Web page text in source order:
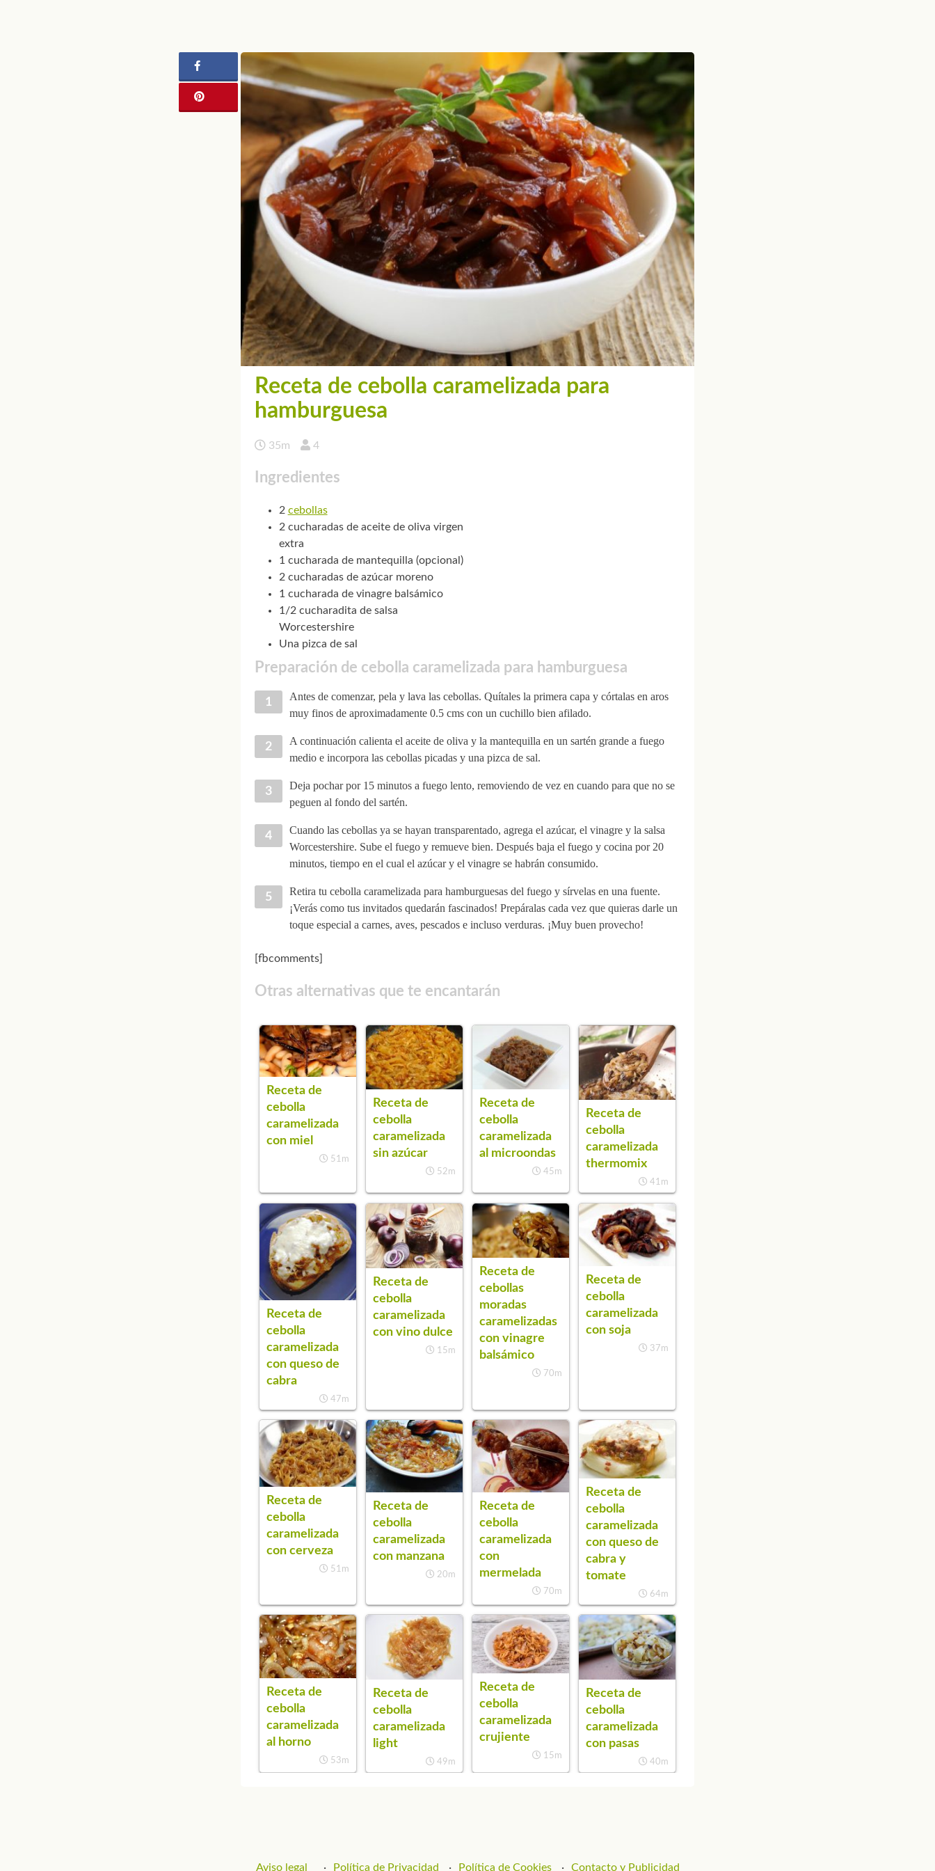
Receta de cebolla caramelizada para
hamburguesa
35m 4
Ingredientes
2 cebollas
2 cucharadas de aceite de oliva virgen
extra
1 cucharada de mantequilla (opcional)
2 cucharadas de azúcar moreno
1 cucharada de vinagre balsámico
1/2 cucharadita de salsa
Worcestershire
Una pizca de sal
Preparación de cebolla caramelizada para hamburguesa
Antes de comenzar, pela y lava las cebollas. Quítales la primera capa y córtalas en aros
muy finos de aproximadamente 0.5 cms con un cuchillo bien afilado.
A continuación calienta el aceite de oliva y la mantequilla en un sartén grande a fuego
medio e incorpora las cebollas picadas y una pizca de sal.
Deja pochar por 15 minutos a fuego lento, removiendo de vez en cuando para que no se
peguen al fondo del sartén.
Cuando las cebollas ya se hayan transparentado, agrega el azúcar, el vinagre y la salsa
Worcestershire. Sube el fuego y remueve bien. Después baja el fuego y cocina por 20
minutos, tiempo en el cual el azúcar y el vinagre se habrán consumido.
Retira tu cebolla caramelizada para hamburguesas del fuego y sírvelas en una fuente.
¡Verás como tus invitados quedarán fascinados! Prepáralas cada vez que quieras darle un
toque especial a carnes, aves, pescados e incluso verduras. ¡Muy buen provecho!
[fbcomments]
Otras alternativas que te encantarán
Receta de
cebolla
caramelizada
con miel
51m
Receta de
cebolla
caramelizada
sin azúcar
52m
Receta de
cebolla
caramelizada
al microondas
45m
Receta de
cebolla
caramelizada
thermomix
41m
Receta de
cebolla
caramelizada
con queso de
cabra
47m
Receta de
cebolla
caramelizada
con vino dulce
15m
Receta de
cebollas
moradas
caramelizadas
con vinagre
balsámico
70m
Receta de
cebolla
caramelizada
con soja
37m
Receta de
cebolla
caramelizada
con cerveza
51m
Receta de
cebolla
caramelizada
con manzana
20m
Receta de
cebolla
caramelizada
con
mermelada
70m
Receta de
cebolla
caramelizada
con queso de
cabra y
tomate
64m
Receta de
cebolla
caramelizada
al horno
53m
Receta de
cebolla
caramelizada
light
49m
Receta de
cebolla
caramelizada
crujiente
15m
Receta de
cebolla
caramelizada
con pasas
40m
Aviso legal Política de Privacidad Política de Cookies Contacto y Publicidad